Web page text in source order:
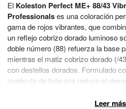
El Koleston Perfect ME+ 88/43
Professionalses una coloración
gama de rojos vibrantes, que
un reflejo cobrizo dorado luminoso
doble número (88) refuerza la base
mientras el matiz cobrizo dorado (/
con destellos dorados. Formulado
molécula de tinte que reduce el
Disponible en nuestra colección de
Leer más